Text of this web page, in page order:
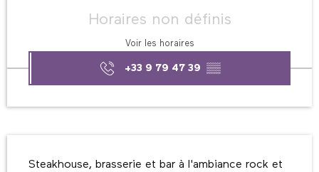
Horaires non définis
Voir les horaires
+33 9 79 47 39 ▒▒
Steakhouse, brasserie et bar à l'ambiance rock et